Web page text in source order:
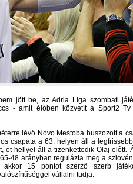
jött be, az Adria Liga szombati
- amit élőben közvetít a Sport2
lévő Novo Mestoba buszozott a
csapata a 63. helyen áll a
hellyel áll a tizenkettedik Olaj előtt.
48 arányban regulázta meg a
15 pontot szerző szerb
vállalni tudja.